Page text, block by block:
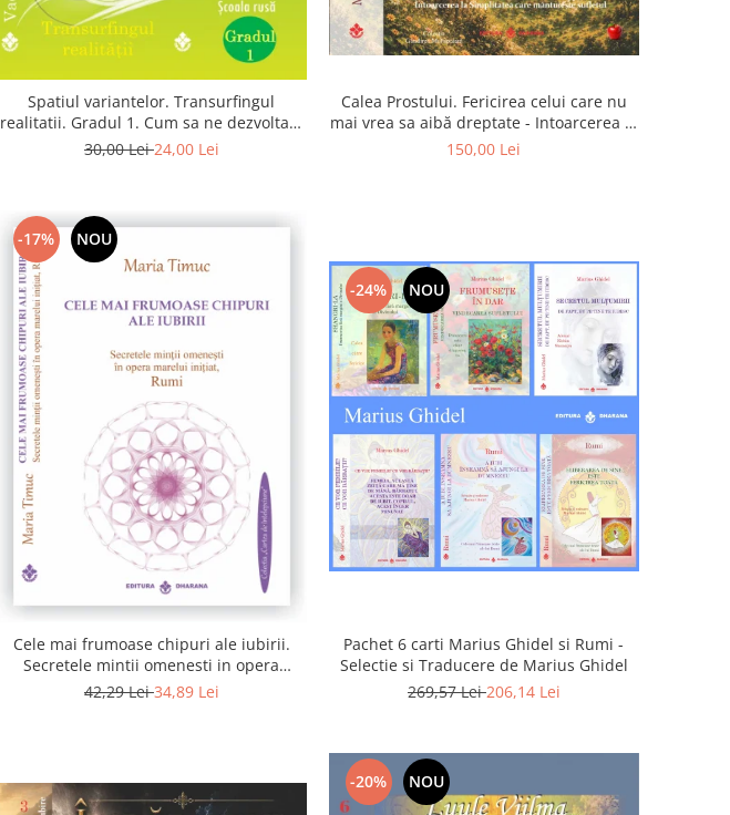
Spatiul variantelor. Transurfingul
realitatii. Gradul 1. Cum sa ne dezvoltam
intuitia si sa ne alegem soarta
30,00 Lei24,00 Lei
Calea Prostului. Fericirea celui care nu
mai vrea sa aibă dreptate - Intoarcerea la
Simplitatea care mantuieste sufletul
150,00 Lei
-17% NOU
Cele mai frumoase chipuri ale iubirii.
Secretele mintii omenesti in opera
marelui initiat, Rumi
42,29 Lei34,89 Lei
-24% NOU
Pachet 6 carti Marius Ghidel si Rumi -
Selectie si Traducere de Marius Ghidel
269,57 Lei206,14 Lei
-20% NOU